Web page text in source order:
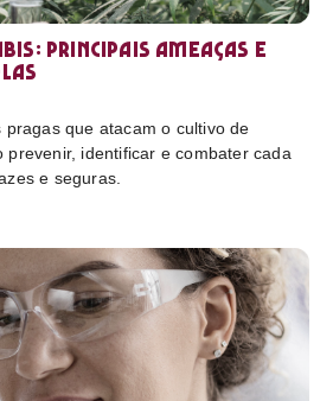
Principais ameaças e
pragas que atacam o cultivo de
prevenir, identificar e combater cada
e seguras.